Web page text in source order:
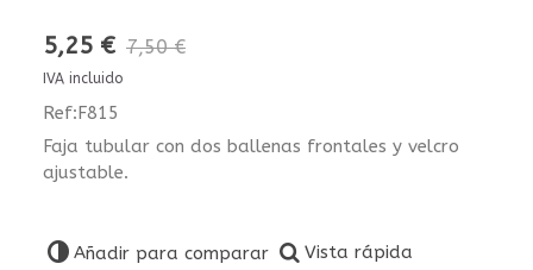
5,25 € 7,50 €
IVA incluido
Ref:F815
Faja tubular con dos ballenas frontales y velcro
ajustable.
Añadir para comparar Vista rápida